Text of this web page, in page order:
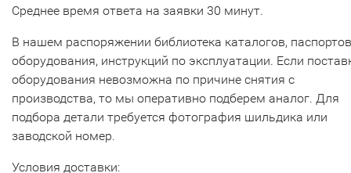
Среднее время ответа на заявки 30 минут.
В нашем распоряжении библиотека каталогов, паспортов
оборудования, инструкций по эксплуатации. Если
оборудования невозможна по причине снятия с
производства, то мы оперативно подберем аналог. Для
подбора детали требуется фотография шильдика или
заводской номер.
Условия доставки: